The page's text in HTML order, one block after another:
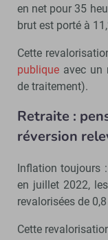
en net pour 35
brut est porté à
Cette
publique avec un
de traitement).
Retraite :
réversion
Inflation toujours
en juillet 2022,
revalorisées de
Cette